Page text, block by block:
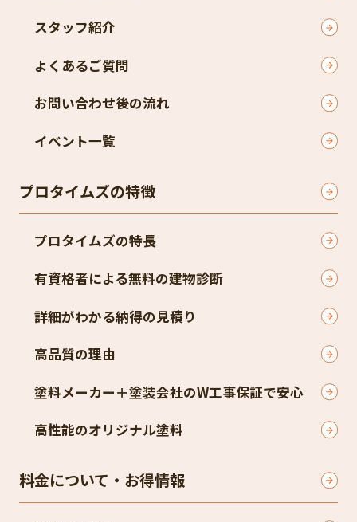
スタッフ紹介
よくあるご質問
お問い合わせ後の流れ
イベント一覧
プロタイムズの特徴
プロタイムズの特長
有資格者による無料の建物診断
詳細がわかる納得の見積り
高品質の理由
塗料メーカー＋塗装会社のW工事保証で安心
高性能のオリジナル塗料
料金について・お得情報